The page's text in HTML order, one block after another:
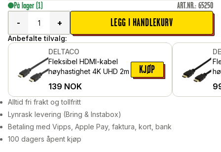
På lager (1) ART.NR.: 65250
-
+ LEGG I HANDLEKURV
Anbefalte tilvalg:
DELTACO
Fleksibel HDMI-kabel
høyhastighet 4K UHD 2m
139 NOK
KJØP
Alltid fri frakt og tollfritt
Lynrask levering (Bring & Instabox)
Betaling med Vipps, Apple Pay, faktura, kort, bank
100 dagers åpent kjøp